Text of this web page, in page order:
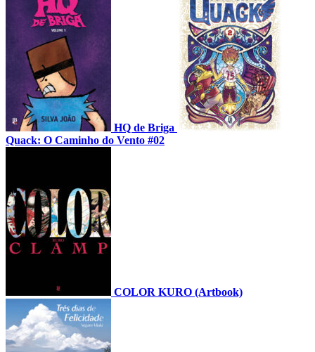
HQ de Briga
Quack: O Caminho do Vento #02
COLOR KURO (Artbook)